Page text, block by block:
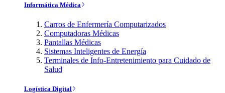
Informática Médica
Carros de Enfermería Computarizados
Computadoras Médicas
Pantallas Médicas
Sistemas Inteligentes de Energía
Terminales de Info-Entretenimiento para Cuidado de
Salud
Logística Digital